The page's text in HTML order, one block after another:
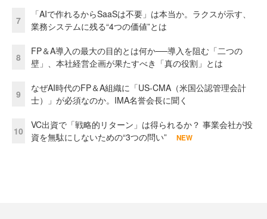
7
「AIで作れるからSaaSは不要」は本当か。ラクスが示す、
業務システムに残る“4つの価値”とは
8
FP＆A導入の最大の目的とは何か──導入を阻む「二つの
壁」、本社経営企画が果たすべき「真の役割」とは
9
なぜAI時代のFP＆A組織に「US-CMA（米国公認管理会計
士）」が必須なのか。IMA名誉会長に聞く
10
VC出資で「戦略的リターン」は得られるか？ 事業会社が投
資を無駄にしないための“3つの問い”
NEW